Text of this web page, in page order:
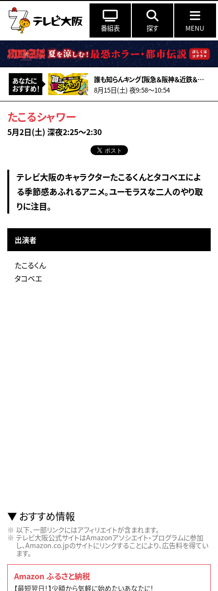
番組表 探す MENU
あなたに
おすすめ！
誰も知らんキング【阪急＆阪神＆近鉄＆南海＆メトロ…鉄道ミステリー2026夏】
8月15日(土) 夜9:58〜10:54
たこるシャワー
5月2日(土) 深夜2:25～2:30
テレビ大阪のキャラクターたこるくんとタコベエによ
る季節感あふれるアニメ。ユーモラスな二人のやり取
りに注目。
出演者
たこるくん
タコベエ
おすすめ情報
以下、一部リンクにはアフィリエイトが含まれます。
テレビ大阪公式サイトはAmazonアソシエイト・プログラムに参加
し、Amazon.co.jpのサイトにリンクすることにより、広告料を得てい
ます。
Amazon ふるさと納税
【最短翌日！】少額から気軽に始めたいあなたに！